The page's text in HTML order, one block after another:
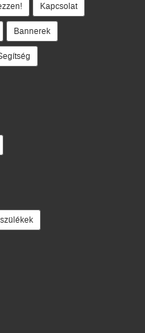
Kapcsolat
Bannerek